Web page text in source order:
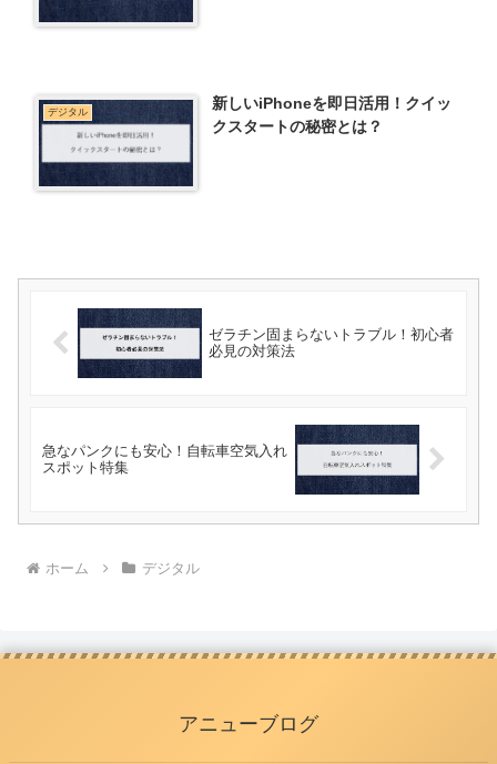
デジタル
新しいiPhoneを即日活用！クイッ
クスタートの秘密とは？
ゼラチン固まらないトラブル！初心者
必見の対策法
急なパンクにも安心！自転車空気入れ
スポット特集
ホーム デジタル
アニューブログ